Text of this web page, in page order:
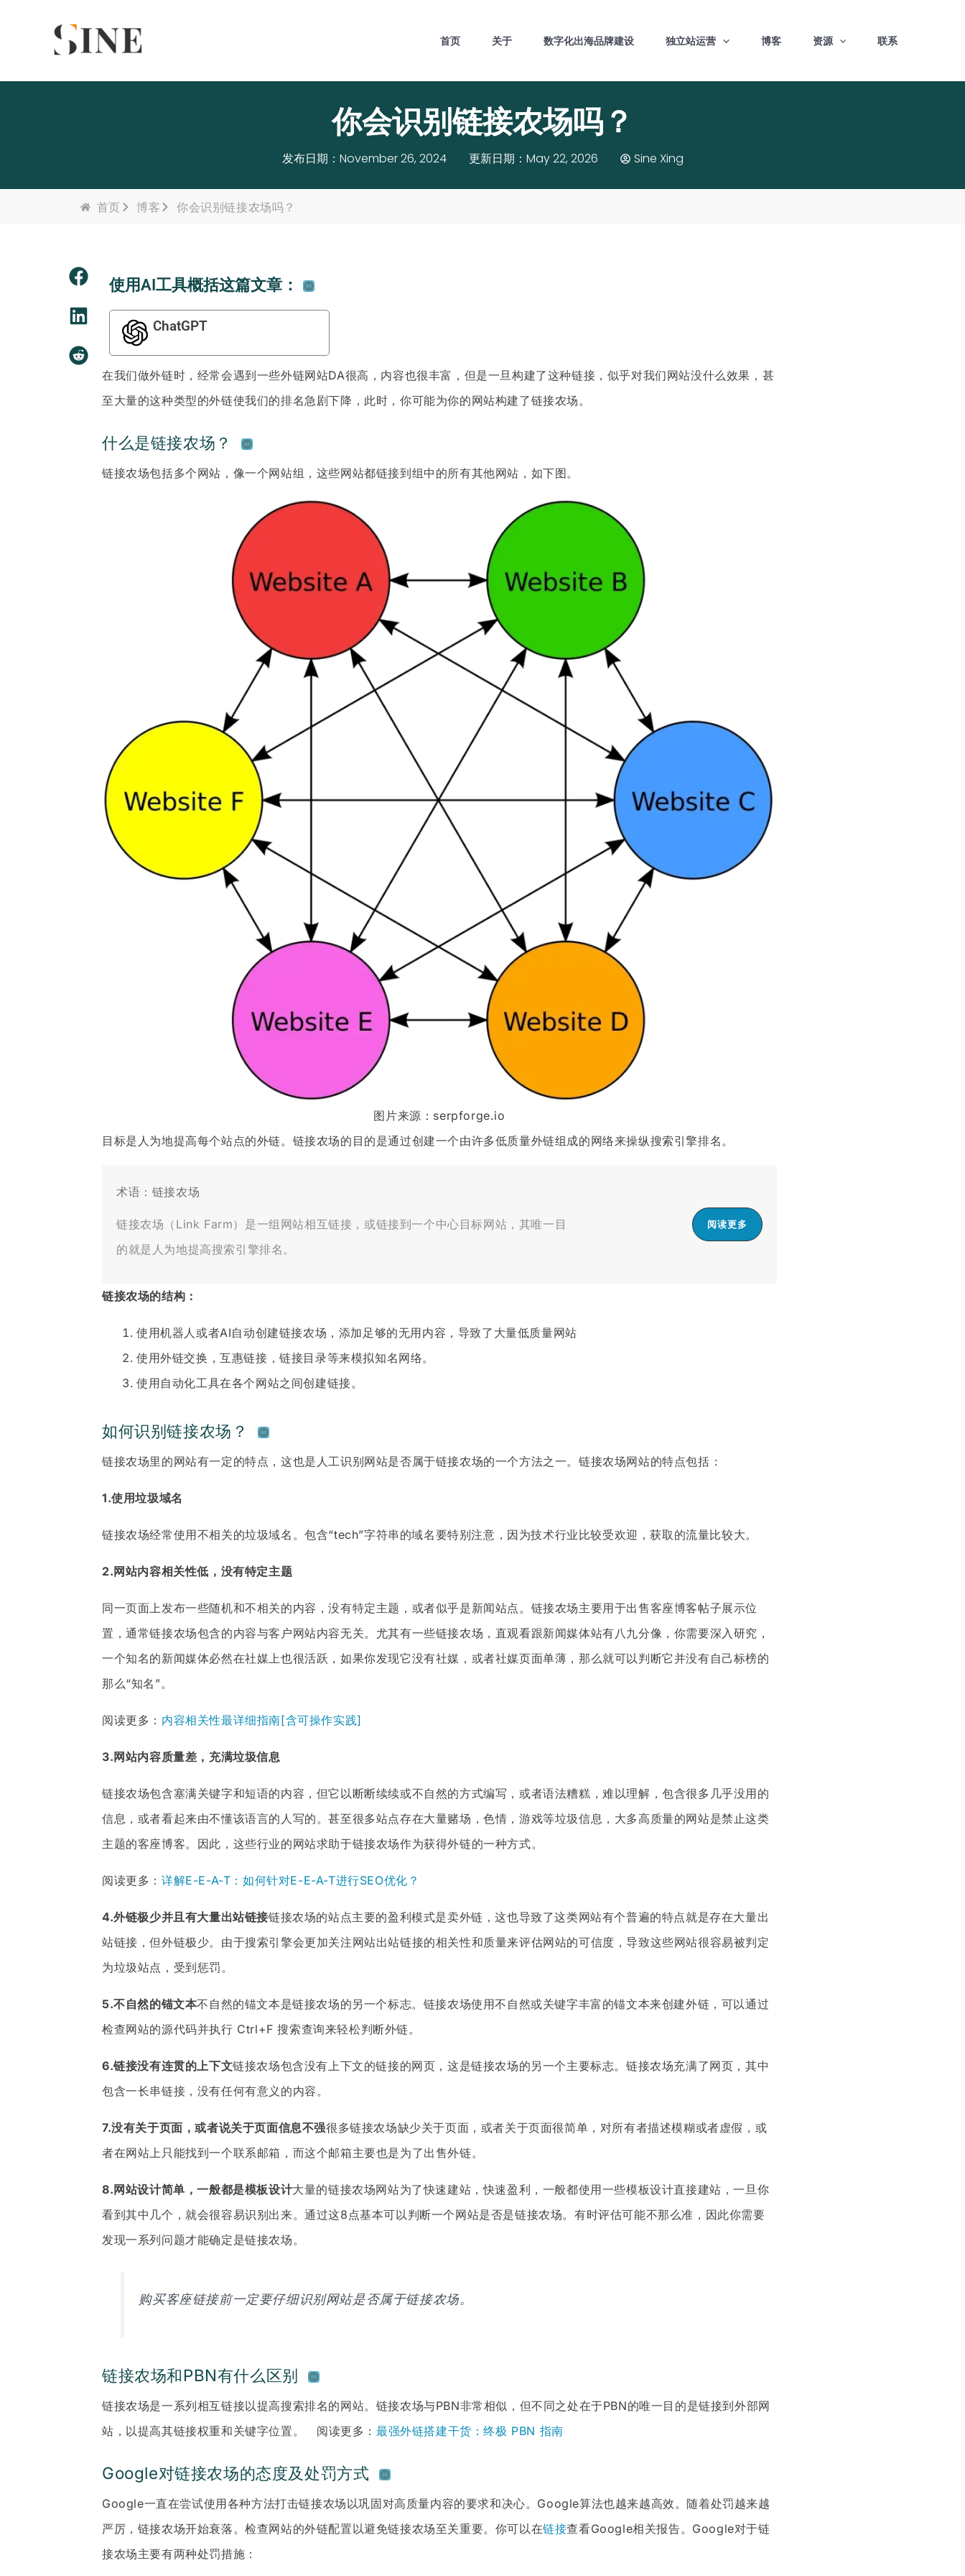
首页 关于 数字化出海品牌建设 独立站运营 博客 资源 联系
你会识别链接农场吗？
发布日期：November 26, 2024 更新日期：May 22, 2026 Sine Xing
首页 博客 你会识别链接农场吗？
使用AI工具概括这篇文章：
ChatGPT
在我们做外链时，经常会遇到一些外链网站DA很高，内容也很丰富，但是一旦构建了这种链接，似乎对我们网站没什么效果，甚
至大量的这种类型的外链使我们的排名急剧下降，此时，你可能为你的网站构建了链接农场。
什么是链接农场？
链接农场包括多个网站，像一个网站组，这些网站都链接到组中的所有其他网站，如下图。
图片来源：serpforge.io
目标是人为地提高每个站点的外链。链接农场的目的是通过创建一个由许多低质量外链组成的网络来操纵搜索引擎排名。
术语：链接农场
链接农场（Link Farm）是一组网站相互链接，或链接到一个中心目标网站，其唯一目
的就是人为地提高搜索引擎排名。
阅读更多
链接农场的结构：
使用机器人或者AI自动创建链接农场，添加足够的无用内容，导致了大量低质量网站
使用外链交换，互惠链接，链接目录等来模拟知名网络。
使用自动化工具在各个网站之间创建链接。
如何识别链接农场？
链接农场里的网站有一定的特点，这也是人工识别网站是否属于链接农场的一个方法之一。链接农场网站的特点包括：
1.使用垃圾域名
链接农场经常使用不相关的垃圾域名。包含“tech”字符串的域名要特别注意，因为技术行业比较受欢迎，获取的流量比较大。
2.网站内容相关性低，没有特定主题
同一页面上发布一些随机和不相关的内容，没有特定主题，或者似乎是新闻站点。链接农场主要用于出售客座博客帖子展示位
置，通常链接农场包含的内容与客户网站内容无关。尤其有一些链接农场，直观看跟新闻媒体站有八九分像，你需要深入研究，
一个知名的新闻媒体必然在社媒上也很活跃，如果你发现它没有社媒，或者社媒页面单薄，那么就可以判断它并没有自己标榜的
那么“知名”。
阅读更多： 内容相关性最详细指南[含可操作实践]
3.网站内容质量差，充满垃圾信息
链接农场包含塞满关键字和短语的内容，但它以断断续续或不自然的方式编写，或者语法糟糕，难以理解，包含很多几乎没用的
信息，或者看起来由不懂该语言的人写的。甚至很多站点存在大量赌场，色情，游戏等垃圾信息，大多高质量的网站是禁止这类
主题的客座博客。因此，这些行业的网站求助于链接农场作为获得外链的一种方式。
阅读更多： 详解E-E-A-T：如何针对E-E-A-T进行SEO优化？
4.外链极少并且有大量出站链接链接农场的站点主要的盈利模式是卖外链，这也导致了这类网站有个普遍的特点就是存在大量出
站链接，但外链极少。由于搜索引擎会更加关注网站出站链接的相关性和质量来评估网站的可信度，导致这些网站很容易被判定
为垃圾站点，受到惩罚。
5.不自然的锚文本不自然的锚文本是链接农场的另一个标志。链接农场使用不自然或关键字丰富的锚文本来创建外链，可以通过
检查网站的源代码并执行 Ctrl+F 搜索查询来轻松判断外链。
6.链接没有连贯的上下文链接农场包含没有上下文的链接的网页，这是链接农场的另一个主要标志。链接农场充满了网页，其中
包含一长串链接，没有任何有意义的内容。
7.没有关于页面，或者说关于页面信息不强很多链接农场缺少关于页面，或者关于页面很简单，对所有者描述模糊或者虚假，或
者在网站上只能找到一个联系邮箱，而这个邮箱主要也是为了出售外链。
8.网站设计简单，一般都是模板设计大量的链接农场网站为了快速建站，快速盈利，一般都使用一些模板设计直接建站，一旦你
看到其中几个，就会很容易识别出来。通过这8点基本可以判断一个网站是否是链接农场。有时评估可能不那么准，因此你需要
发现一系列问题才能确定是链接农场。
购买客座链接前一定要仔细识别网站是否属于链接农场。
链接农场和PBN有什么区别
链接农场是一系列相互链接以提高搜索排名的网站。链接农场与PBN非常相似，但不同之处在于PBN的唯一目的是链接到外部网
站，以提高其链接权重和关键字位置。 阅读更多：最强外链搭建干货：终极 PBN 指南
Google对链接农场的态度及处罚方式
Google一直在尝试使用各种方法打击链接农场以巩固对高质量内容的要求和决心。Google算法也越来越高效。随着处罚越来越
严厉，链接农场开始衰落。检查网站的外链配置以避免链接农场至关重要。你可以在链接查看Google相关报告。Google对于链
接农场主要有两种处罚措施：